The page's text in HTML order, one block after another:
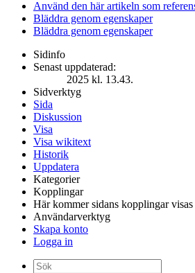
Använd den här artikeln som
Bläddra genom egenskaper
Bläddra genom egenskaper
Sidinfo
Senast uppdaterad:
2025 kl. 13.43.
Sidverktyg
Sida
Diskussion
Visa
Visa wikitext
Historik
Uppdatera
Kategorier
Kopplingar
Här kommer sidans kopplingar visas
Användarverktyg
Skapa konto
Logga in